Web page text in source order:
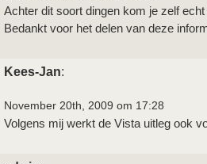
Achter dit soort dingen kom je zelf echt
Bedankt voor het delen van deze
Kees-Jan:
November 20th, 2009 om 17:28
Volgens mij werkt de Vista uitleg ook